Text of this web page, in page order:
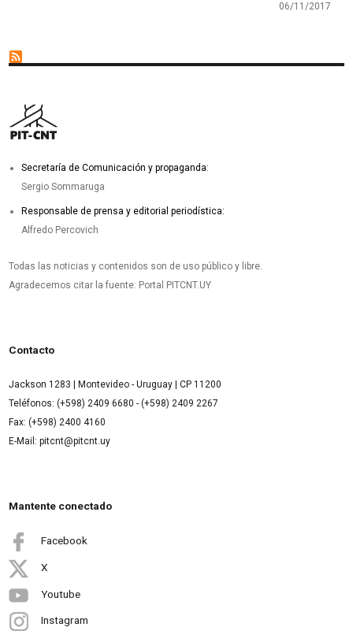
06/11/2017
Secretaría de Comunicación y propaganda:
Sergio Sommaruga
Responsable de prensa y editorial periodística:
Alfredo Percovich
Todas las noticias y contenidos son de uso público y libre.
Agradecemos citar la fuente: Portal PITCNT.UY
Contacto
Jackson 1283 | Montevideo - Uruguay | CP 11200
Teléfonos: (+598) 2409 6680 - (+598) 2409 2267
Fax: (+598) 2400 4160
E-Mail: pitcnt@pitcnt.uy
Mantente conectado
Facebook
X
Youtube
Instagram